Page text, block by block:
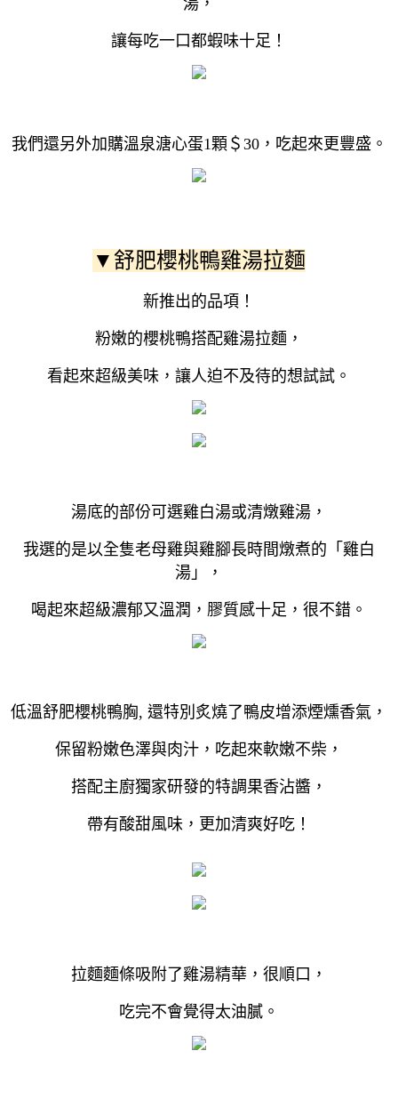
讓每吃一口都蝦味十足！
我們還另外加購溫泉溏心蛋1顆＄30，吃起來更豐盛。
▼舒肥櫻桃鴨雞湯拉麵
新推出的品項！
粉嫩的櫻桃鴨搭配雞湯拉麵，
看起來超級美味，讓人迫不及待的想試試。
湯底的部份可選雞白湯或清燉雞湯，
我選的是以全隻老母雞與雞腳長時間燉煮的「雞白
湯」，
喝起來超級濃郁又溫潤，膠質感十足，很不錯。
低溫舒肥櫻桃鴨胸, 還特別炙燒了鴨皮增添煙燻香氣，
保留粉嫩色澤與肉汁，吃起來軟嫩不柴，
搭配主廚獨家研發的特調果香沾醬，
帶有酸甜風味，更加清爽好吃！
拉麵麵條吸附了雞湯精華，很順口，
吃完不會覺得太油膩。